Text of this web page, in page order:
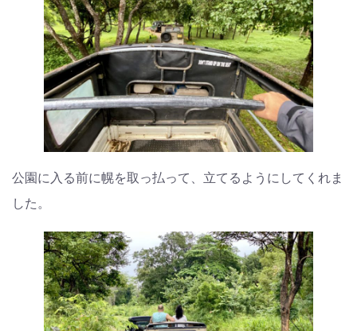
公園に入る前に幌を取っ払って、立てるようにしてくれま
した。